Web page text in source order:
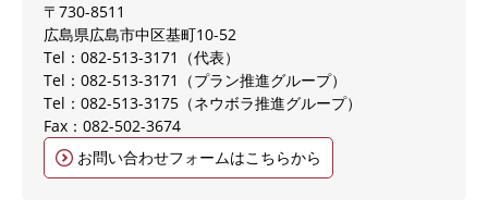
〒730-8511
広島県広島市中区基町10-52
Tel：082-513-3171
代表
Tel：082-513-3171
プラン推進グループ
Tel：082-513-3175
ネウボラ推進グループ
Fax：082-502-3674
お問い合わせフォームはこちらから